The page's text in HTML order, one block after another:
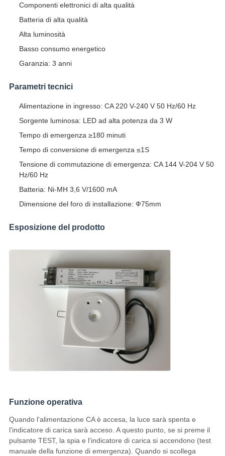
Componenti elettronici di alta qualità
Batteria di alta qualità
Alta luminosità
Basso consumo energetico
Garanzia: 3 anni
Parametri tecnici
Alimentazione in ingresso: CA 220 V-240 V 50 Hz/60 Hz
Sorgente luminosa: LED ad alta potenza da 3 W
Tempo di emergenza ≥180 minuti
Tempo di conversione di emergenza ≤1S
Tensione di commutazione di emergenza: CA 144 V-204 V 50
Hz/60 Hz
Batteria: Ni-MH 3,6 V/1600 mA
Dimensione del foro di installazione: Ф75mm
Esposizione del prodotto
Funzione operativa
Quando l'alimentazione CA è accesa, la luce sarà spenta e
l'indicatore di carica sarà acceso. A questo punto, se si preme il
pulsante TEST, la spia e l'indicatore di carica si accendono (test
manuale della funzione di emergenza). Quando si scollega